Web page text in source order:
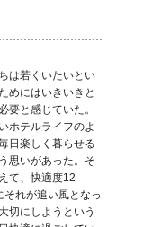
は若くいたいとい
めにはいきいきと
要と感じていた。
ホテルライフのよ
日楽しく暮らせる
思いがあった。そ
て、快適度12
れが追い風となっ
切にしようという